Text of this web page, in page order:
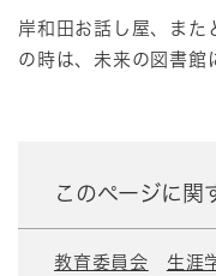
岸和田お話し屋、また
の時は、未来の図書館
このページに関
教育委員会 生涯